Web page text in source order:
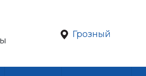
Грозный